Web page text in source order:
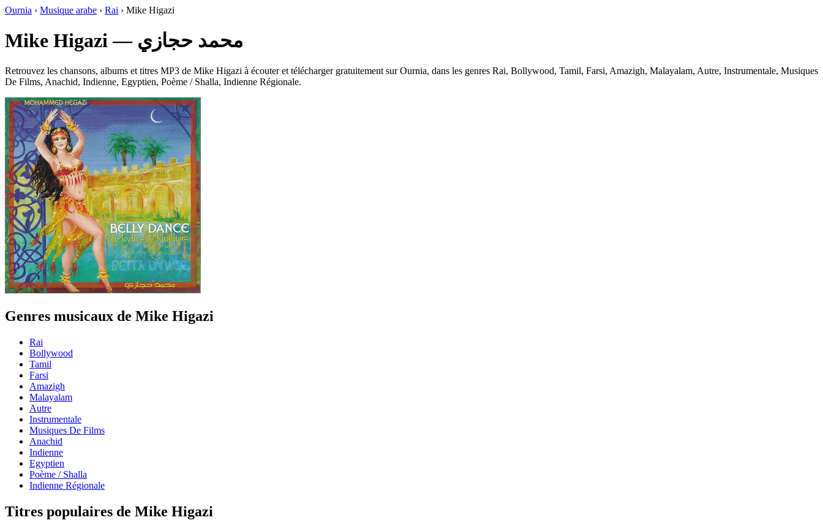
Ournia › Musique arabe › Rai › Mike Higazi
Mike Higazi — محمد حجازي
Retrouvez les chansons, albums et titres MP3 de Mike Higazi à écouter et télécharger gratuitement sur Ournia, dans les genres Rai, Bollywood, Tamil, Farsi, Amazigh, Malayalam, Autre, Instrumentale, Musiques
De Films, Anachid, Indienne, Egyptien, Poème / Shalla, Indienne Régionale.
Genres musicaux de Mike Higazi
Rai
Bollywood
Tamil
Farsi
Amazigh
Malayalam
Autre
Instrumentale
Musiques De Films
Anachid
Indienne
Egyptien
Poème / Shalla
Indienne Régionale
Titres populaires de Mike Higazi